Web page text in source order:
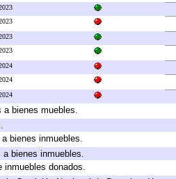
a bienes muebles.
bienes inmuebles.
bienes inmuebles.
inmuebles donados.